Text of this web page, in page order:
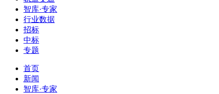
智库·专家
行业数据
招标
中标
专题
首页
新闻
智库·专家